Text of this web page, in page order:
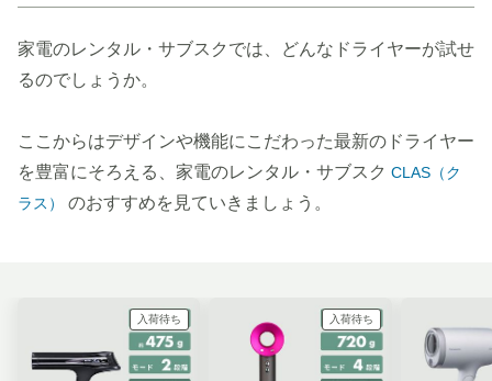
家電のレンタル・サブスクでは、どんなドライヤーが試せ
るのでしょうか。
ここからはデザインや機能にこだわった最新のドライヤー
を豊富にそろえる、家電のレンタル・サブスク CLAS（ク
ラス）
のおすすめを見ていきましょう。
入荷待ち 入荷待ち